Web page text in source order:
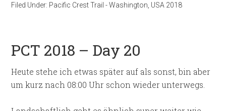
Filed Under: Pacific Crest Trail - Washington USA 2018
PCT 2018 – Day 20
Heute stehe ich etwas später auf als sonst, bin aber
um kurz nach 08:00 Uhr schon wieder unterwegs.